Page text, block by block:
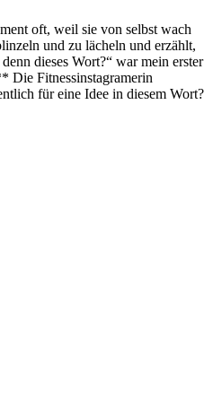
oft, weil sie von selbst wach
und zu lächeln und erzählt,
dieses Wort?“ war mein erster
Die Fitnessinstagramerin
für eine Idee in diesem Wort?